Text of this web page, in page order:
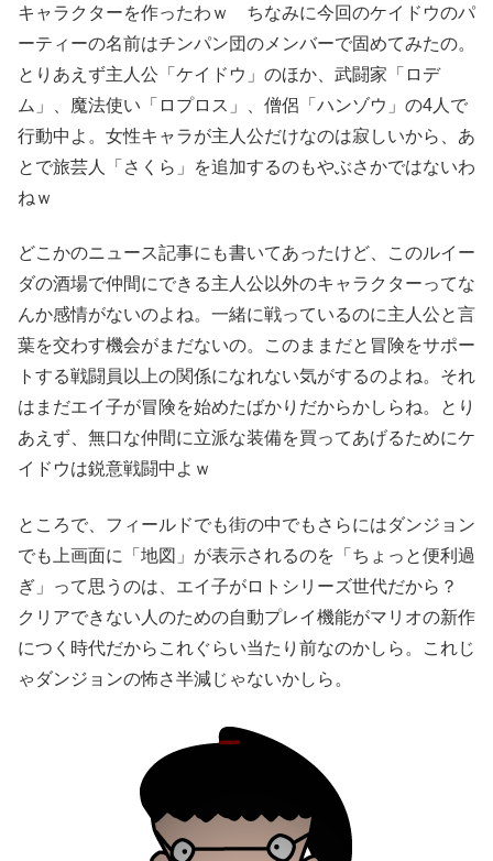
キャラクターを作ったわｗ ちなみに今回のケイドウのパ
ーティーの名前はチンパン団のメンバーで固めてみたの。
とりあえず主人公「ケイドウ」のほか、武闘家「ロデ
ム」、魔法使い「ロプロス」、僧侶「ハンゾウ」の4人で
行動中よ。女性キャラが主人公だけなのは寂しいから、あ
とで旅芸人「さくら」を追加するのもやぶさかではないわ
ねｗ
どこかのニュース記事にも書いてあったけど、このルイー
ダの酒場で仲間にできる主人公以外のキャラクターってな
んか感情がないのよね。一緒に戦っているのに主人公と言
葉を交わす機会がまだないの。このままだと冒険をサポー
トする戦闘員以上の関係になれない気がするのよね。それ
はまだエイ子が冒険を始めたばかりだからかしらね。とり
あえず、無口な仲間に立派な装備を買ってあげるためにケ
イドウは鋭意戦闘中よｗ
ところで、フィールドでも街の中でもさらにはダンジョン
でも上画面に「地図」が表示されるのを「ちょっと便利過
ぎ」って思うのは、エイ子がロトシリーズ世代だから？
クリアできない人のための自動プレイ機能がマリオの新作
につく時代だからこれぐらい当たり前なのかしら。これじ
ゃダンジョンの怖さ半減じゃないかしら。